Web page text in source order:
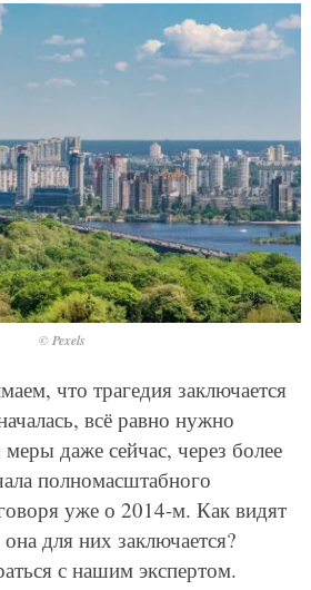
© Pexels
что трагедия заключается
всё равно нужно
даже сейчас, через более
полномасштабного
уже о 2014-м. Как видят
для них заключается?
с нашим экспертом.